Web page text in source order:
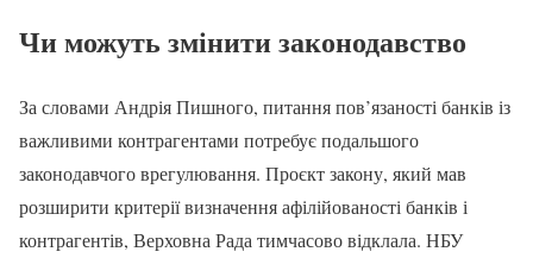
Чи можуть змінити законодавство
За словами Андрія Пишного, питання пов’язаності банків із
важливими контрагентами потребує подальшого
законодавчого врегулювання. Проєкт закону, який мав
розширити критерії визначення афілійованості банків і
контрагентів, Верховна Рада тимчасово відклала. НБУ